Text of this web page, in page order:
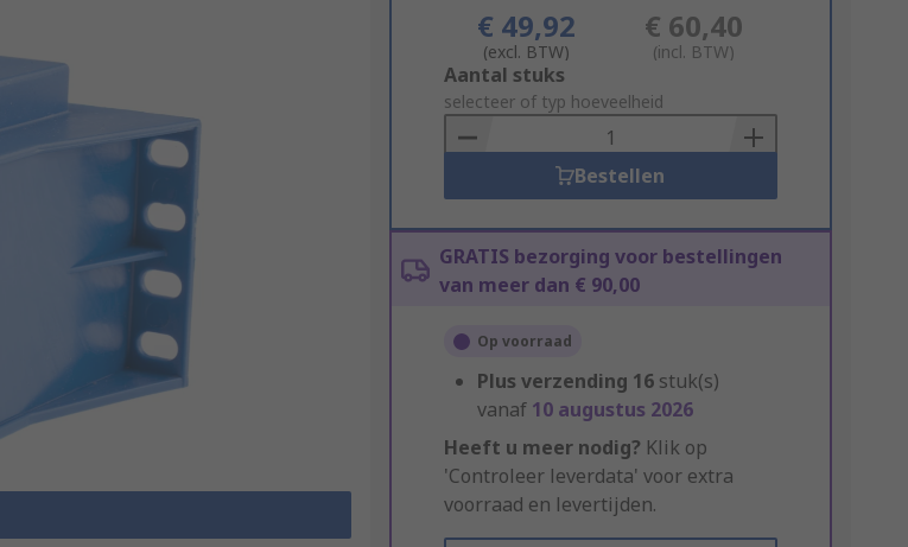
€ 49,92
(excl. BTW)
€ 60,40
(incl. BTW)
Add
to
Basket
Aantal stuks
selecteer of typ hoeveelheid
Bestellen
GRATIS bezorging voor bestellingen
van meer dan € 90,00
Op voorraad
Plus verzending 16 stuk(s)
vanaf 10 augustus 2026
Heeft u meer nodig? Klik op
'Controleer leverdata' voor extra
voorraad en levertijden.